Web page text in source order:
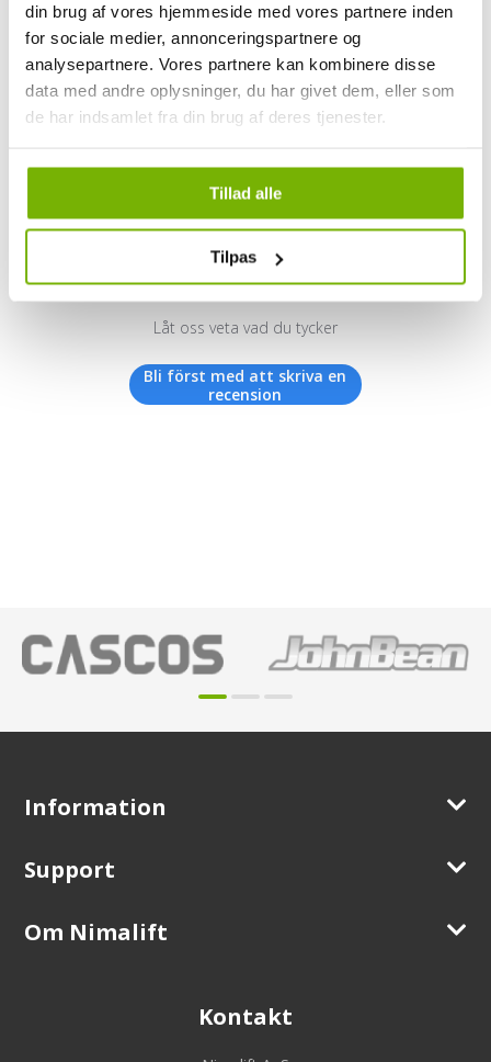
din brug af vores hjemmeside med vores partnere inden
for sociale medier, annonceringspartnere og
analysepartnere. Vores partnere kan kombinere disse
data med andre oplysninger, du har givet dem, eller som
de har indsamlet fra din brug af deres tjenester.
Tillad alle
Tilpas
Vi letar efter stjärnor!
Låt oss veta vad du tycker
Bli först med att skriva en
recension
Information
Support
Om Nimalift
Kontakt